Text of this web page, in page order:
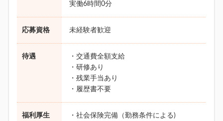
実働6時間0分
応募資格 未経験者歓迎
待遇
・交通費全額支給
・研修あり
・残業手当あり
・履歴書不要
福利厚生
・社会保険完備（勤務条件による)